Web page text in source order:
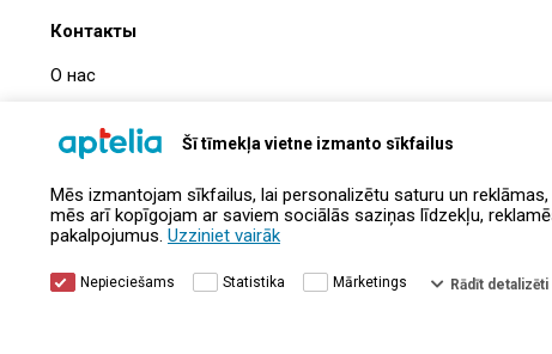
Šī tīmekļa vietne izmanto sīkfailus
Mēs izmantojam sīkfailus, lai personalizētu saturu un
mēs arī kopīgojam ar saviem sociālās saziņas līdzekļu,
pakalpojumus. Uzziniet vairāk
Nepieciešams Statistika Mārketings Rādīt detalizēti
Контакты
О нас
Информация о компании
Контакты